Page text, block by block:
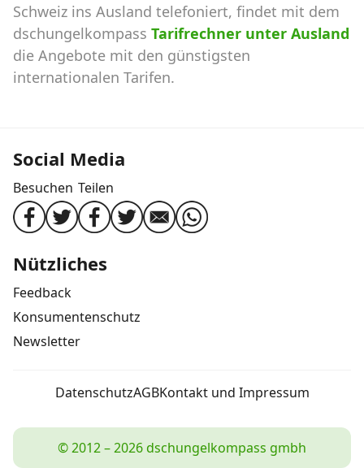
Schweiz ins Ausland telefoniert, findet mit dem
dschungelkompass Tarifrechner unter Ausland
die Angebote mit den günstigsten
internationalen Tarifen.
Social Media
Besuchen Teilen
Nützliches
Feedback
Konsumentenschutz
Newsletter
DatenschutzAGBKontakt und Impressum
© 2012 – 2026 dschungelkompass gmbh